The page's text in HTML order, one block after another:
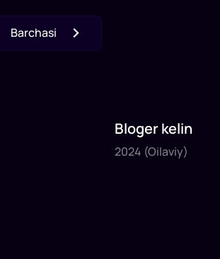
Barchasi
2024
1x35daq.
Bloger kelin
2024 (Oilaviy)